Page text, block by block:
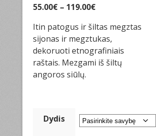
55.00€ – 119.00€
Itin patogus ir šiltas megztas
sijonas ir megztukas,
dekoruoti etnografiniais
raštais. Mezgami iš šiltų
angoros siūlų.
Dydis